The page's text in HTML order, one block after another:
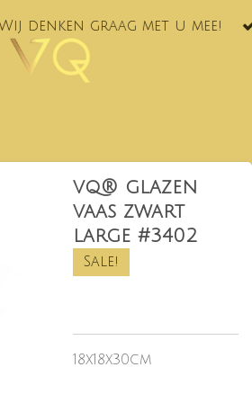
met u mee!
vq® glazen
vaas zwart
large #3402
Sale!
18x18x30cm